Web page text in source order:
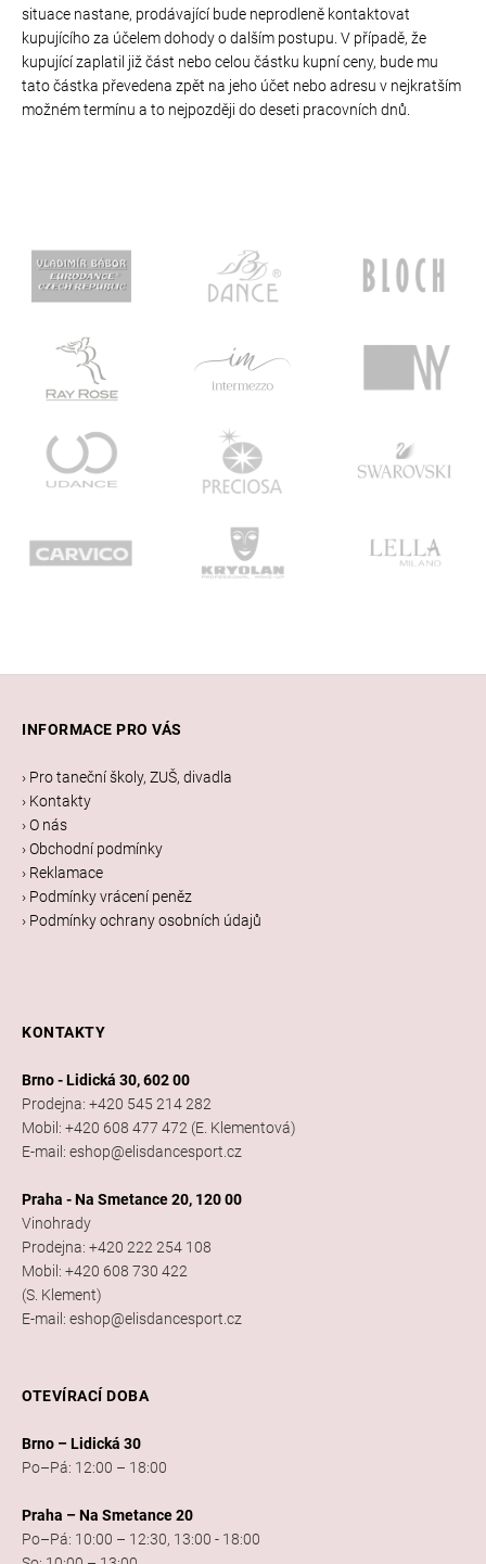
situace nastane, prodávající bude neprodleně kontaktovat
kupujícího za účelem dohody o dalším postupu. V případě, že
kupující zaplatil již část nebo celou částku kupní ceny, bude mu
tato částka převedena zpět na jeho účet nebo adresu v nejkratším
možném termínu a to nejpozději do deseti pracovních dnů.
INFORMACE PRO VÁS
› Pro taneční školy, ZUŠ, divadla
› Kontakty
› O nás
› Obchodní podmínky
› Reklamace
› Podmínky vrácení peněz
› Podmínky ochrany osobních údajů
KONTAKTY
Brno - Lidická 30, 602 00
Prodejna: +420 545 214 282
Mobil: +420 608 477 472 (E. Klementová)
E-mail: eshop@elisdancesport.cz
Praha - Na Smetance 20, 120 00
Vinohrady
Prodejna: +420 222 254 108
Mobil: +420 608 730 422
(S. Klement)
E-mail: eshop@elisdancesport.cz
OTEVÍRACÍ DOBA
Brno – Lidická 30
Po–Pá: 12:00 – 18:00
Praha – Na Smetance 20
Po–Pá: 10:00 – 12:30, 13:00 - 18:00